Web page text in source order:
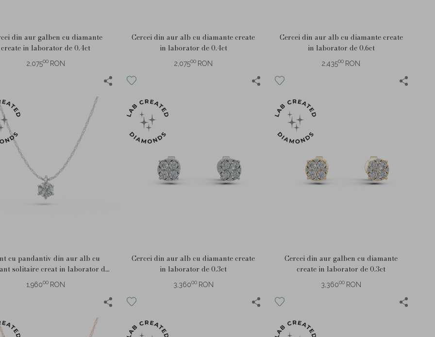
din aur galben cu diamante
create in laborator de 0.4ct
2,07500 RON
Cercei din aur alb cu diamante create
in laborator de 0.4ct
2,07500 RON
Cercei din aur alb cu diamante create
in laborator de 0.6ct
2,43500 RON
cu pandantiv din aur alb cu
solitaire creat in laborator de
0.2ct
1,96000 RON
Cercei din aur alb cu diamante create
in laborator de 0.3ct
3,36000 RON
Cercei din aur galben cu diamante
create in laborator de 0.3ct
3,36000 RON